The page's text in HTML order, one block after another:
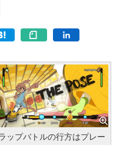
ップバトルの行方はプレー